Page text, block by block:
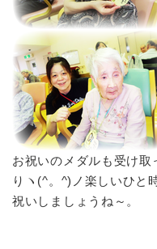
お祝いのメダルも受け
りヽ(^。^)ノ楽しいひと
祝いしましょうね～。